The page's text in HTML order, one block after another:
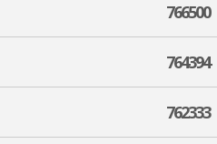
766500
764394
762333